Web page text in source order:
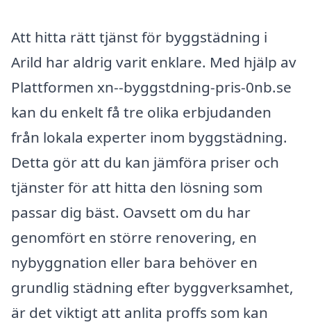
Att hitta rätt tjänst för byggstädning i
Arild har aldrig varit enklare. Med hjälp av
Plattformen xn--byggstdning-pris-0nb.se
kan du enkelt få tre olika erbjudanden
från lokala experter inom byggstädning.
Detta gör att du kan jämföra priser och
tjänster för att hitta den lösning som
passar dig bäst. Oavsett om du har
genomfört en större renovering, en
nybyggnation eller bara behöver en
grundlig städning efter byggverksamhet,
är det viktigt att anlita proffs som kan